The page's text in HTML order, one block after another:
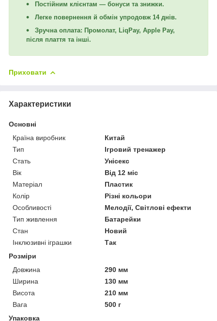
Постійним клієнтам — бонуси та знижки.
Легке повернення й обмін упродовж 14 днів.
Зручна оплата: Промолат, LiqPay, Apple Pay,
після плаття та інші.
Приховати
Характеристики
Основні
Країна виробник
Китай
Тип
Ігровий тренажер
Стать
Унісекс
Вік
Від 12 міс
Матеріал
Пластик
Колір
Різні кольори
Особливості
Мелодії, Світлові ефекти
Тип живлення
Батарейки
Стан
Новий
Інклюзивні іграшки
Так
Розміри
Довжина
290 мм
Ширина
130 мм
Висота
210 мм
Вага
500 г
Упаковка